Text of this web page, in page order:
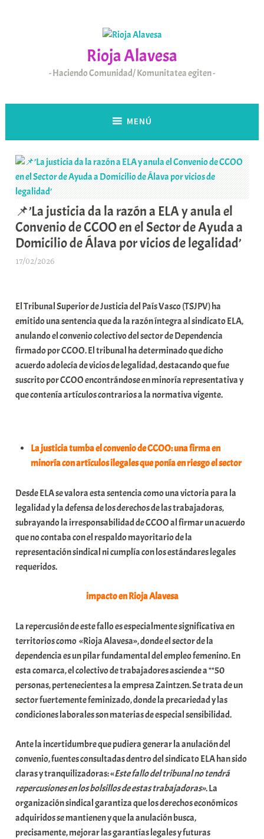
Rioja Alavesa
Haciendo Comunidad/ Komunitatea egiten
MENÚ
📌’La justicia da la razón a ELA y anula el
Convenio de CCOO en el Sector de Ayuda a
Domicilio de Álava por vicios de legalidad’
17/02/2026
b
a
r
E
r
r
i
K
o
u
n
i
t
a
El Tribunal Superior de Justicia del País Vasco (TSJPV) ha
emitido una sentencia que da la razón íntegra al sindicato ELA,
anulando el convenio colectivo del sector de Dependencia
firmado por CCOO. El tribunal ha determinado que dicho
acuerdo adolecía de vicios de legalidad, destacando que fue
suscrito por CCOO encontrándose en minoría representativa y
que contenía artículos contrarios a la normativa vigente.
La justicia tumba el convenio de CCOO: una firma en
minoría con artículos ilegales que ponía en riesgo el sector
Desde ELA se valora esta sentencia como una victoria para la
legalidad y la defensa de los derechos de las trabajadoras,
subrayando la irresponsabilidad de CCOO al firmar un acuerdo
que no contaba con el respaldo mayoritario de la
representación sindical ni cumplía con los estándares legales
requeridos.
impacto en Rioja Alavesa
La repercusión de este fallo es especialmente significativa en
territorios como «Rioja Alavesa», donde el sector de la
dependencia es un pilar fundamental del empleo femenino. En
esta comarca, el colectivo de trabajadores asciende a **50
personas, pertenecientes a la empresa Zaintzen. Se trata de un
sector fuertemente feminizado, donde la precariedad y las
condiciones laborales son materias de especial sensibilidad.
Ante la incertidumbre que pudiera generar la anulación del
convenio, fuentes consultadas dentro del sindicato ELA han sido
claras y tranquilizadoras: «Este fallo del tribunal no tendrá
repercusiones en los bolsillos de estas trabajadoras». La
organización sindical garantiza que los derechos económicos
adquiridos se mantienen y que la anulación busca,
precisamente, mejorar las garantías legales y futuras